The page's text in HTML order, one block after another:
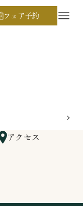
フェア予約
アクセス